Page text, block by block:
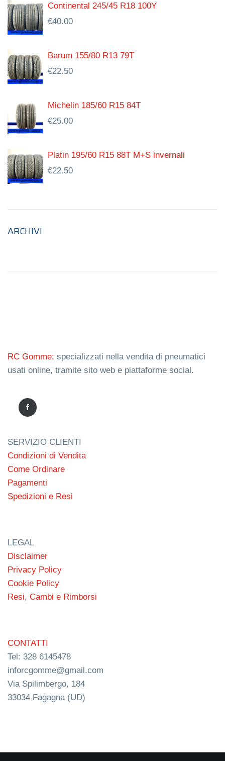
Continental 245/45 R18 100Y
€40.00
Barum 155/80 R13 79T
€22.50
Michelin 185/60 R15 84T
€25.00
Platin 195/60 R15 88T M+S invernali
€22.50
ARCHIVI
RC Gomme: specializzati nella vendita di pneumatici
usati online, tramite sito web e piattaforme social.
SERVIZIO CLIENTI
Condizioni di Vendita
Come Ordinare
Pagamenti
Spedizioni e Resi
LEGAL
Disclaimer
Privacy Policy
Cookie Policy
Resi, Cambi e Rimborsi
CONTATTI
Tel: 328 6145478
inforcgomme@gmail.com
Via Spilimbergo, 184
33034 Fagagna (UD)